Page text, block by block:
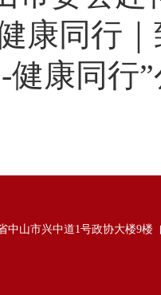
健康同行
中山市兴中道1号政协大楼9楼